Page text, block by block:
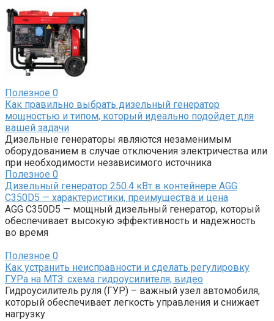
Полезное 0
Как правильно выбрать дизельный генератор
мощностью и типом, который идеально подойдет для
вашей задачи
Дизельные генераторы являются незаменимым
оборудованием в случае отключения электричества или
при необходимости независимого источника
Полезное 0
Дизельный генератор 250.4 кВт в контейнере AGG
C350D5 — характеристики, преимущества и цена
AGG C350D5 — мощный дизельный генератор, который
обеспечивает высокую эффективность и надежность
во время
Полезное 0
Как устранить неисправности и сделать регулировку
ГУРа на МТЗ: схема гидроусилителя, видео
Гидроусилитель руля (ГУР) – важный узел автомобиля,
который обеспечивает легкость управления и снижает
нагрузку